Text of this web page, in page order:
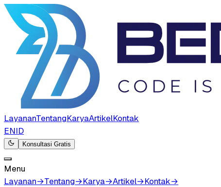
LayananTentangKaryaArtikelKontak
ENID
Konsultasi Gratis
Menu
Layanan→Tentang→Karya→Artikel→Kontak→